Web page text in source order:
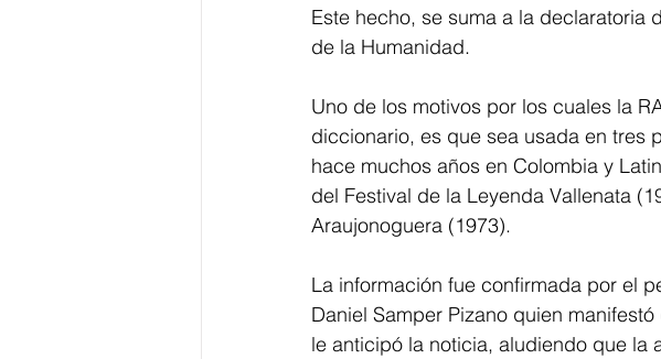
Este hecho, se suma a la declaratoria
de la Humanidad.
Uno de los motivos por los cuales la
diccionario, es que sea usada en tres
hace muchos años en Colombia y
del Festival de la Leyenda Vallenata
Araujonoguera (1973).
La información fue confirmada por el
Daniel Samper Pizano quien
le anticipó la noticia, aludiendo que la